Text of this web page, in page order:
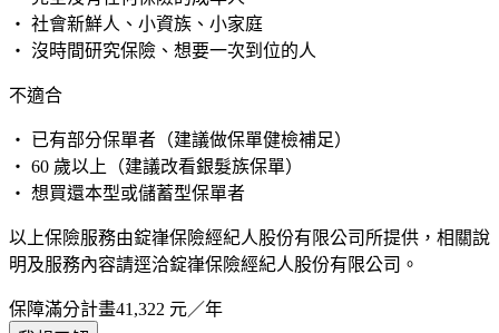
・ 社會新鮮人、小資族、小家庭
・ 沒時間研究保險、想要一次到位的人
不適合
・ 已有部分保單者（建議做保單健檢補足）
・ 60 歲以上（建議改看銀髮族保單）
・ 想買還本型或儲蓄型保單者
以上保險服務由錠嵂保險經紀人股份有限公司所提供，相關說
明及服務內容請逕洽錠嵂保險經紀人股份有限公司。
保障滿分計畫41,322 元／年